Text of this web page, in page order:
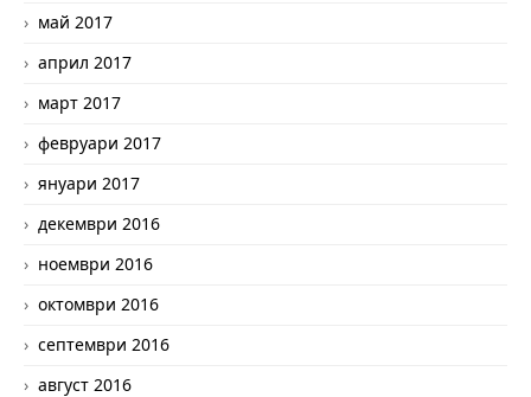
май 2017
април 2017
март 2017
февруари 2017
януари 2017
декември 2016
ноември 2016
октомври 2016
септември 2016
август 2016